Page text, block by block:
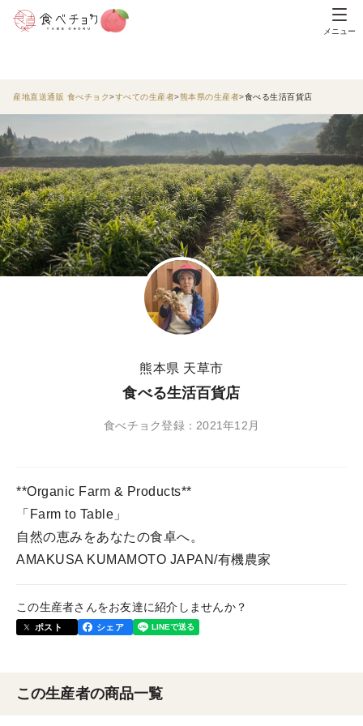
メニュー
産地直送通販 食べチョク すべての生産者 熊本県の生産者 食べる生活百貨店
熊本県 天草市
食べる生活百貨店
食べチョク登録：2021年12月
**Organic Farm & Products**
「Farm to Table」
自然の恵みをあなたの食卓へ。
AMAKUSA KUMAMOTO JAPAN/有機農家
この生産者さんをお友達に紹介しませんか？
ポスト シェア
この生産者の商品一覧